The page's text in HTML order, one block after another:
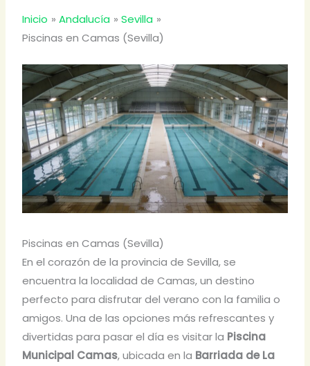
Inicio Andalucía
Sevilla
Piscinas en Camas (Sevilla)
Piscinas en Camas (Sevilla)
En el corazón de la provincia de Sevilla, se
encuentra la localidad de Camas, un destino
perfecto para disfrutar del verano con la familia o
amigos. Una de las opciones más refrescantes y
divertidas para pasar el día es visitar la Piscina
Municipal Camas, ubicada en la Barriada de La